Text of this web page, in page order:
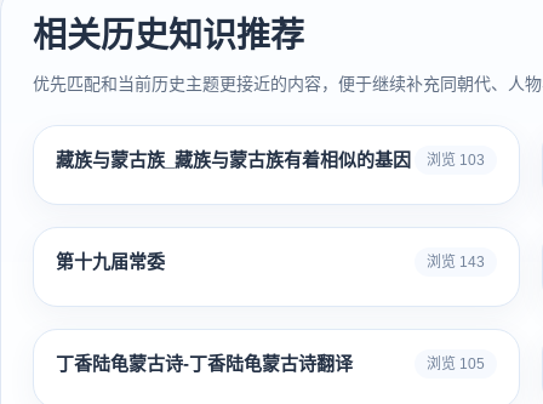
相关历史知识推荐
优先匹配和当前历史主题更接近的内容，便于继续补充同朝代、人
藏族与蒙古族_藏族与蒙古族有着相似的基因 浏览 103
第十九届常委 浏览 143
丁香陆龟蒙古诗-丁香陆龟蒙古诗翻译 浏览 105